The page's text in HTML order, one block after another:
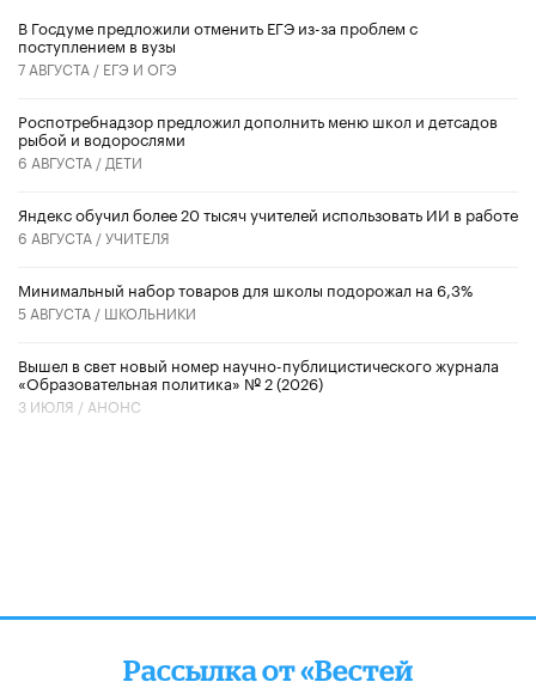
В Госдуме предложили отменить ЕГЭ из-за проблем с
поступлением в вузы
7 АВГУСТА / ЕГЭ И ОГЭ
Роспотребнадзор предложил дополнить меню школ и детсадов
рыбой и водорослями
6 АВГУСТА / ДЕТИ
​Яндекс обучил более 20 тысяч учителей использовать ИИ в работе
6 АВГУСТА /УЧИТЕЛЯ
Минимальный набор товаров для школы подорожал на 6,3%
5 АВГУСТА / ШКОЛЬНИКИ
Вышел в свет новый номер научно-публицистического журнала
«Образовательная политика» № 2 (2026)
3 ИЮЛЯ / АНОНС
Рассылка от «Вестей